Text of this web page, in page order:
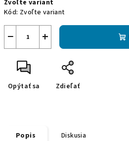
cena:
Zvoľte variant
Kód: Zvoľte variant
+
−
Opýtať sa Zdieľať
Popis Diskusia